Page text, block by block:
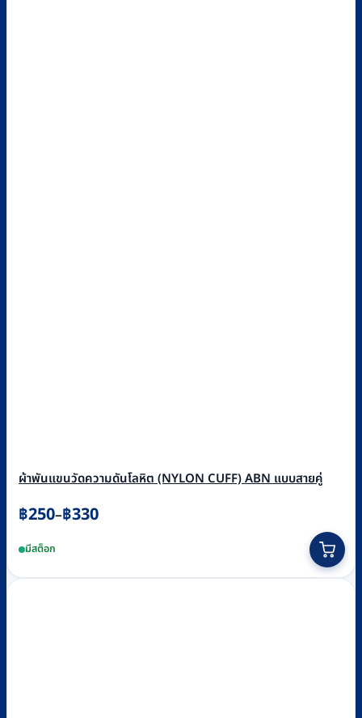
ผ้าพันแขนวัดความดันโลหิต (NYLON CUFF) ABN แบบสายคู่
฿250–฿330
Price
฿250
through
มีสต็อก
product
has